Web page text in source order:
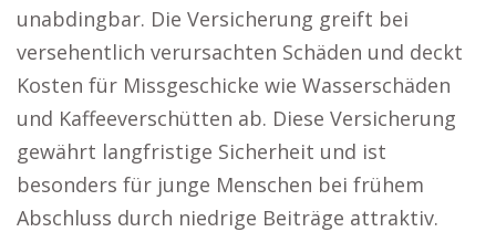
unabdingbar. Die Versicherung greift bei
versehentlich verursachten Schäden und deckt
Kosten für Missgeschicke wie Wasserschäden
und Kaffeeverschütten ab. Diese Versicherung
gewährt langfristige Sicherheit und ist
besonders für junge Menschen bei frühem
Abschluss durch niedrige Beiträge attraktiv.